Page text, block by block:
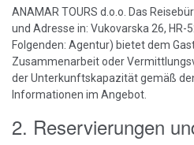
ANAMAR TOURS d.o.o. Das
und Adresse in: Vukovarska 26, HR-
Folgenden: Agentur) bietet dem
Zusammenarbeit oder
der Unterkunftskapazität gemäß
Informationen im Angebot.
2. Reservierungen